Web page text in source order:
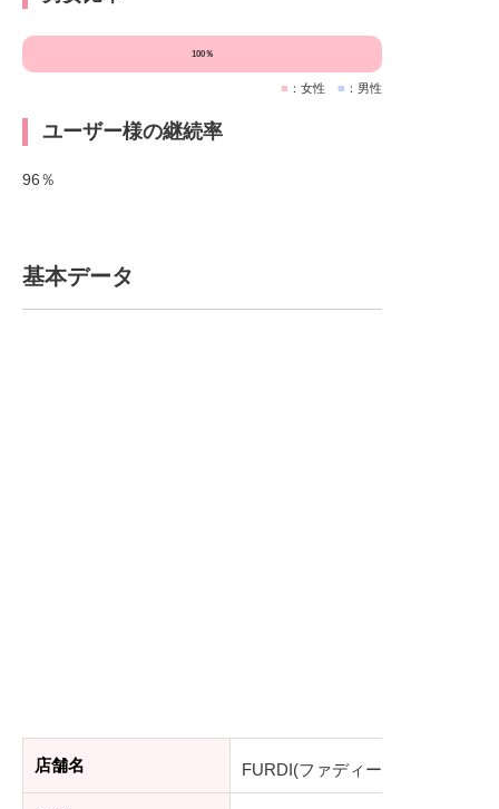
100％
■ ：女性 ■ ：男性
ユーザー様の継続率
96％
基本データ
店舗名 FURDI(ファディー) 東加古川店